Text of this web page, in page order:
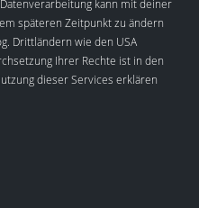
kann mit deiner
späteren Zeitpunkt zu ändern
Drittländern wie den USA
Ihrer Rechte ist in den
dieser Services erklären